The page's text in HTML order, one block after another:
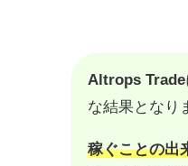
Altrops Trade
な結果となり
稼ぐことの出